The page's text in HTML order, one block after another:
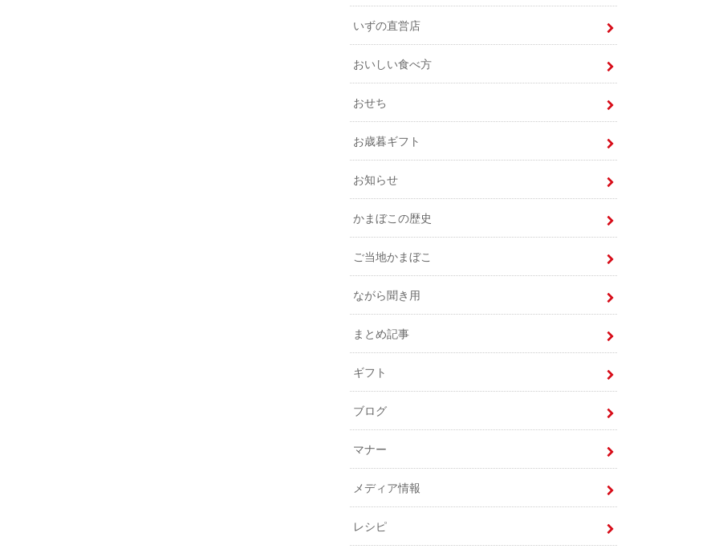
いずの直営店
おいしい食べ方
おせち
お歳暮ギフト
お知らせ
かまぼこの歴史
ご当地かまぼこ
ながら聞き用
まとめ記事
ギフト
ブログ
マナー
メディア情報
レシピ